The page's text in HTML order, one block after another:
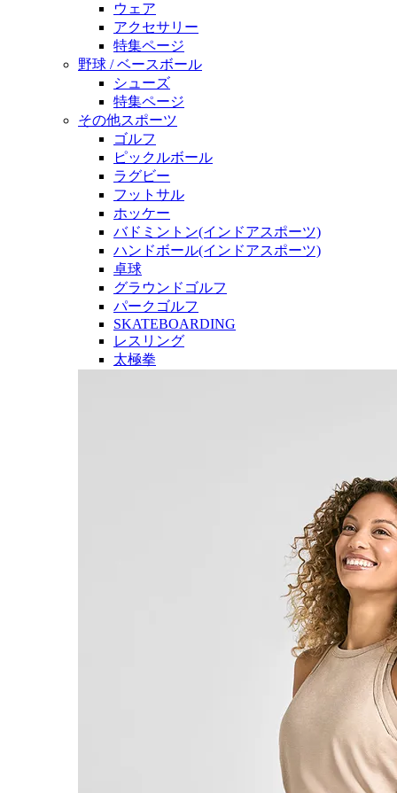
ウェア
アクセサリー
特集ページ
野球 / ベースボール
シューズ
特集ページ
その他スポーツ
ゴルフ
ピックルボール
ラグビー
フットサル
ホッケー
バドミントン(インドアスポーツ)
ハンドボール(インドアスポーツ)
卓球
グラウンドゴルフ
パークゴルフ
SKATEBOARDING
レスリング
太極拳